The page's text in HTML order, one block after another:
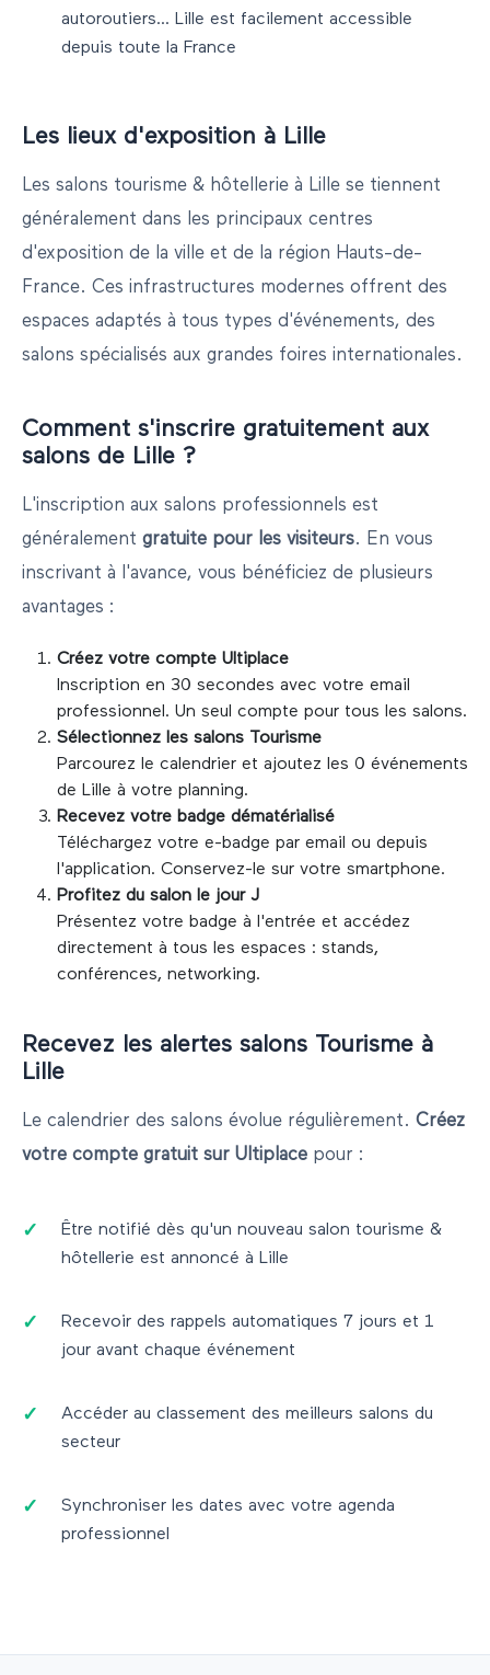
autoroutiers... Lille est facilement accessible
depuis toute la France
Les lieux d'exposition à Lille
Les salons tourisme & hôtellerie à Lille se tiennent
généralement dans les principaux centres
d'exposition de la ville et de la région Hauts-de-
France. Ces infrastructures modernes offrent des
espaces adaptés à tous types d'événements, des
salons spécialisés aux grandes foires internationales.
Comment s'inscrire gratuitement aux
salons de Lille ?
L'inscription aux salons professionnels est
généralement gratuite pour les visiteurs. En vous
inscrivant à l'avance, vous bénéficiez de plusieurs
avantages :
Créez votre compte Ultiplace
Inscription en 30 secondes avec votre email
professionnel. Un seul compte pour tous les salons.
Sélectionnez les salons
Tourisme
Parcourez le calendrier et ajoutez les 0 événements
de Lille à votre planning.
Recevez votre badge dématérialisé
Téléchargez votre e-badge par email ou depuis
l'application. Conservez-le sur votre smartphone.
Profitez du salon le jour J
Présentez votre badge à l'entrée et accédez
directement à tous les espaces : stands,
conférences, networking.
Recevez les alertes salons Tourisme à
Lille
Le calendrier des salons évolue régulièrement. Créez
votre compte gratuit sur Ultiplace pour :
Être notifié dès qu'un nouveau salon tourisme &
hôtellerie est annoncé à Lille
Recevoir des rappels automatiques 7 jours et 1
jour avant chaque événement
Accéder au classement des meilleurs salons du
secteur
Synchroniser les dates avec votre agenda
professionnel